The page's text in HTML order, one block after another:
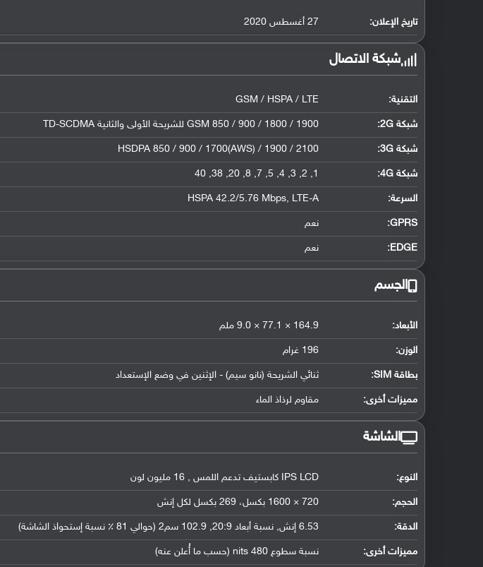
تاريخ الإعلان: 27 أغسطس 2020
شبكة الاتصال
التقنية: GSM / HSPA / LTE
شبكة 2G: GSM 850 / 900 / 1800 / 1900 للشريحة الأولى والثانية TD-SCDMA
شبكة 3G :
HSDPA 850 / 900 / 1700(AWS) / 1900 / 2100
شبكة 4G :
1, 2, 3, 4, 5, 7, 8, 20, 38, 40
السرعة: HSPA 42.2/5.76 Mbps, LTE-A
GPRS: نعم
EDGE: نعم
الجسم
الأبعاد: 164.9 × 77.1 × 9.0 ملم
الوزن: 196 غرام
بطاقة SIM: ثنائي الشريحة (نانو سيم) - الإثنين في وضع الإستعداد
مميزات أخرى: مقاوم لرذاذ الماء
الشاشة
النوع: IPS LCD كابستيف تدعم اللمس , 16 مليون لون
الحجم: 720 × 1600 بكسل، 269 بكسل لكل إنش
الدقة: 6.53 إنش, نسبة أبعاد 20:9, 102.9 سم2 (حوالي 81 ٪ نسبة إستحواذ الشاشة)
مميزات أخرى: نسبة سطوع 480 nits (حسب ما أُعلن عنه)